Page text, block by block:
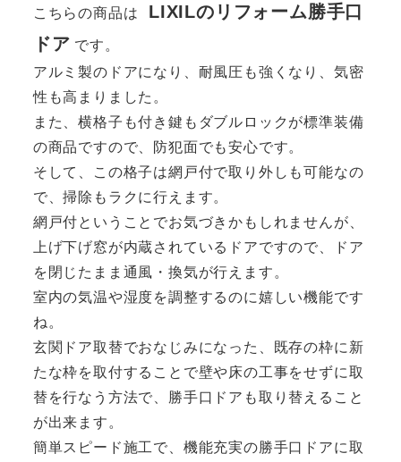
こちらの商品は
LIXILのリフォーム勝手口
ドア です。
アルミ製のドアになり、耐風圧も強くなり、気密
性も高まりました。
また、横格子も付き鍵もダブルロックが標準装備
の商品ですので、防犯面でも安心です。
そして、この格子は網戸付で取り外しも可能なの
で、掃除もラクに行えます。
網戸付ということでお気づきかもしれませんが、
上げ下げ窓が内蔵されているドアですので、ドア
を閉じたまま通風・換気が行えます。
室内の気温や湿度を調整するのに嬉しい機能です
ね。
玄関ドア取替でおなじみになった、既存の枠に新
たな枠を取付することで壁や床の工事をせずに取
替を行なう方法で、勝手口ドアも取り替えること
が出来ます。
簡単スピード施工で、機能充実の勝手口ドアに取